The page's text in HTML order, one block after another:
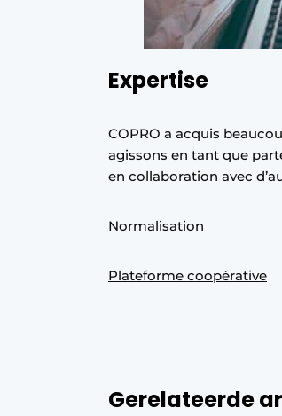
Expertise
COPRO a acquis
agissons en tant que
en collaboration avec
Normalisation
Plateforme coopérative
Gerelateerde